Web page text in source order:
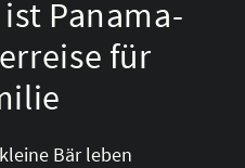
Panama-
für
Bär leben